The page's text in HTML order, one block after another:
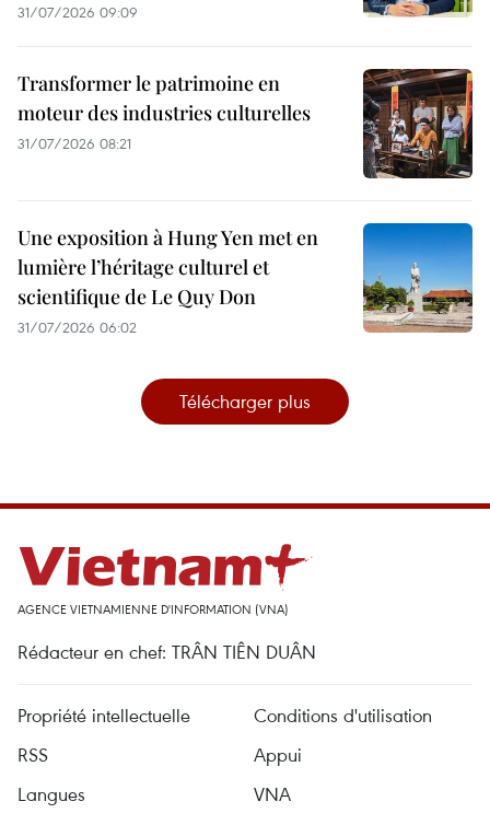
31/07/2026 09:09
Transformer le patrimoine en
moteur des industries culturelles
31/07/2026 08:21
Une exposition à Hung Yen met en
lumière l’héritage culturel et
scientifique de Le Quy Don
31/07/2026 06:02
Télécharger plus
AGENCE VIETNAMIENNE D'INFORMATION (VNA)
Rédacteur en chef: TRÂN TIÊN DUÂN
Propriété intellectuelle
Conditions d'utilisation
RSS
Appui
Langues
VNA